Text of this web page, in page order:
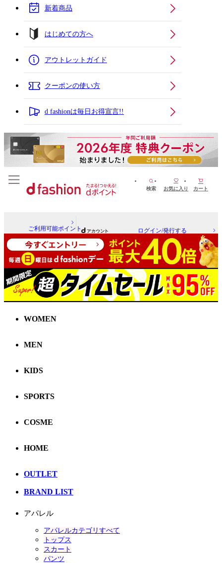
新着商品
はじめての方へ
アウトレットガイド
クーポンの使い方
d fashionは毎日お得宣言!!
検索 お気に入り カート
ご利用可能ポイント ログイン/発行する
WOMEN
MEN
KIDS
SPORTS
COSME
HOME
OUTLET
BRAND LIST
アパレル
アパレルカテゴリすべて
トップス
スカート
パンツ